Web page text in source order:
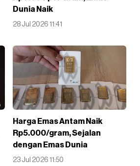
Dunia Naik
28 Jul 2026 11:41
Harga Emas Antam Naik
Rp5.000/gram, Sejalan
dengan Emas Dunia
23 Jul 2026 11:50